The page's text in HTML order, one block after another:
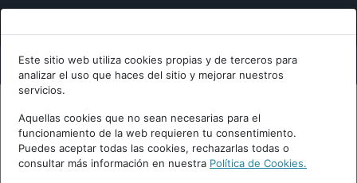
Este sitio web utiliza cookies propias y de terceros para
analizar el uso que haces del sitio y mejorar nuestros
servicios.
Aquellas cookies que no sean necesarias para el
funcionamiento de la web requieren tu consentimiento.
Puedes aceptar todas las cookies, rechazarlas todas o
consultar más información en nuestra Política de Cookies.